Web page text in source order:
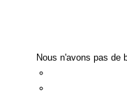
Nous n'avons pas de